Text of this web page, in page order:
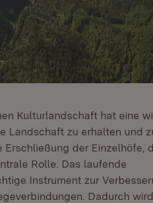
Kulturlandschaft hat eine
Landschaft zu erhalten und
der Einzelhöfe,
Rolle. Das laufende
Instrument zur
Dadurch